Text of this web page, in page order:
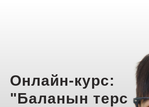
Онлайн-курс:
"Баланын терс